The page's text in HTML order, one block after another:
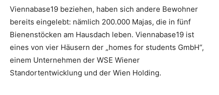
Viennabase19 beziehen, haben sich andere Bewohner
bereits eingelebt: nämlich 200.000 Majas, die in fünf
Bienenstöcken am Hausdach leben. Viennabase19 ist
eines von vier Häusern der „homes for students GmbH“,
einem Unternehmen der WSE Wiener
Standortentwicklung und der Wien Holding.